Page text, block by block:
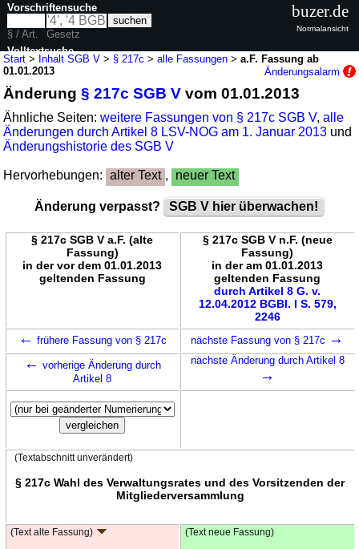
Start > Inhalt SGB V > § 217c >alle Fassungen >a.F. Fassung ab
01.01.2013
Änderungsalarm
Änderung§ 217c SGB V vom 01.01.2013
Ähnliche Seiten:weitere Fassungen von § 217c SGB V,alle
Änderungen durch Artikel 8 LSV-NOG am 1. Januar 2013 und
Änderungshistorie des SGB V
Hervorhebungen: alter Text , neuer Text
Änderung verpasst? SGB V hier überwachen!
§ 217c SGB V a.F. (alte
Fassung)
in der vor dem 01.01.2013
geltenden Fassung
§ 217c SGB V n.F. (neue
Fassung)
in der am 01.01.2013
geltenden Fassung
durch Artikel 8 G. v.
12.04.2012 BGBl. I S. 579,
2246
← frühere Fassung von § 217c nächste Fassung von § 217c →
← vorherige Änderung durch
Artikel 8
nächste Änderung durch Artikel 8
→
(Textabschnitt unverändert)
§ 217c Wahl des Verwaltungsrates und des Vorsitzenden der
Mitgliederversammlung
(Text alte Fassung) (Text neue Fassung)
Vorschriftensuche
§ / Art.
Gesetz
Volltextsuche
buzer.de
Normalansicht